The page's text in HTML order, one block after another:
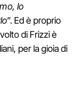
lo
”. Ed è proprio
di Frizzi è
per la gioia di